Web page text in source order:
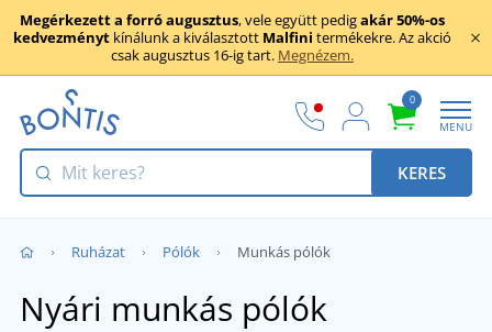
Megérkezett a forró augusztus, vele együtt pedigakár 50%-os
kedvezményt kínálunk a kiválasztott Malfini termékekre. Az akció
csak augusztus 16-ig tart. Megnézem.
0
MENU
KERES
Ruházat Pólók Munkás pólók
Nyári munkás pólók